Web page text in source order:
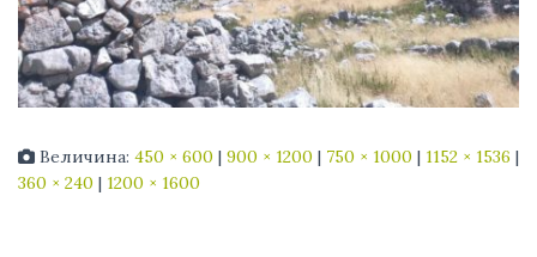
Величина: 450 × 600 | 900 × 1200 | 750 × 1000 | 1152 × 1536 |
360 × 240 | 1200 × 1600